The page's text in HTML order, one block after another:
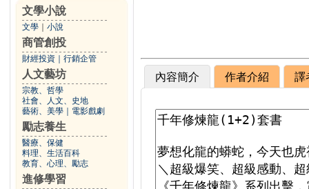
文學小說
文學 小說
商管創投
財經投資 行銷企管
人文藝坊
宗教、哲學
社會、人文、史地
藝術、美學
電影戲劇
勵志養生
醫療、保健
料理、生活百科
教育、心理、勵志
進修學習
內容簡介 作者介紹 譯